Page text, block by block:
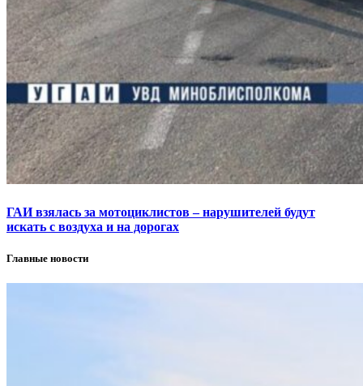
ГАИ взялась за мотоциклистов – нарушителей будут
искать с воздуха и на дорогах
Главные новости